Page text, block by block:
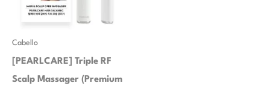
Cabello
[PEARLCARE] Triple RF
Scalp Massager (Premium